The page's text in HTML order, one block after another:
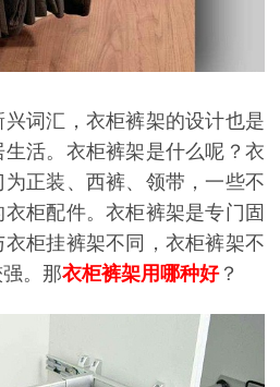
词汇，衣柜裤架的设计也是
活。衣柜裤架是什么呢？衣
正装、西裤、领带，一些不
柜配件。衣柜裤架是专门固
柜挂裤架不同，衣柜裤架不
。那衣柜裤架用哪种好？